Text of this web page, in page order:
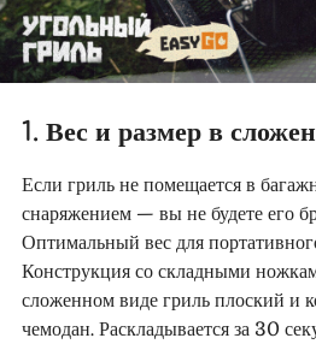
1. Вес и размер в
Если гриль не помещается в
снаряжением — вы не будете его
Оптимальный вес для
Конструкция со складными
сложенном виде гриль плоский и
чемодан. Раскладывается за 30